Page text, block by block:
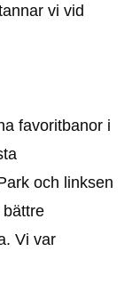
vi vid
favoritbanor i
och linksen
bättre
Vi var